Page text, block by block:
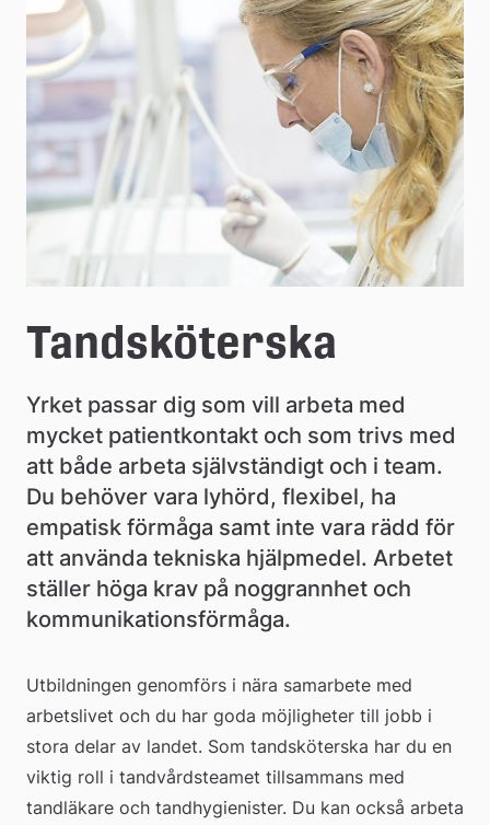
å
k
o
m
m
n
Tandsköterska
Yrket passar dig som vill arbeta med
mycket patientkontakt och som trivs med
att både arbeta självständigt och i team.
Du behöver vara lyhörd, flexibel, ha
empatisk förmåga samt inte vara rädd för
att använda tekniska hjälpmedel. Arbetet
ställer höga krav på noggrannhet och
kommunikationsförmåga.
Utbildningen genomförs i nära samarbete med
arbetslivet och du har goda möjligheter till jobb i
stora delar av landet. Som tandsköterska har du en
viktig roll i tandvårdsteamet tillsammans med
tandläkare och tandhygienister. Du kan också arbeta